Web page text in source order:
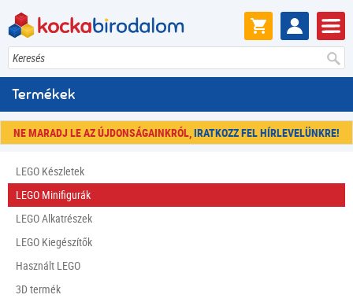
Keresés
Termékek
NE MARADJ LE AZ ÚJDONSÁGAINKRÓL, IRATKOZZ FEL HÍRLEVELÜNKRE!
LEGO Készletek
LEGO Minifigurák
LEGO Alkatrészek
LEGO Kiegészítők
Használt LEGO
3D termék